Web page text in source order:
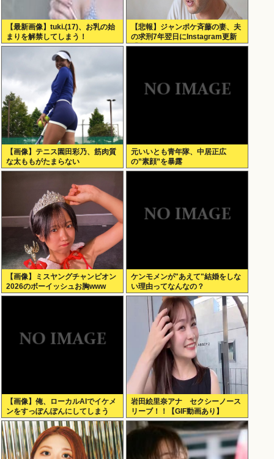
【最新画像】tuki.(17)、お乳の始
まりを解禁してしまう！
【悲報】ジャンポケ斉藤の妻、夫
の求刑7年翌日にInstagram更新
「楽しすぎた」←これｗ
【画像】テニス園田彩乃、筋肉質
な太ももがたまらない
元いいとも青年隊、中居正広
の”素顔”を暴露
【画像】ミスヤングチャンピオン
2026のボーイッシュお胸www
ケンモメンが"あえて"結婚をしな
い理由ってなんなの？
【画像】俺、ローカルAIでイケメ
ンをすっぽんぽんにしてしまう
www
岩田絵里奈アナ セクシーノース
リーブ！！【GIF動画あり】